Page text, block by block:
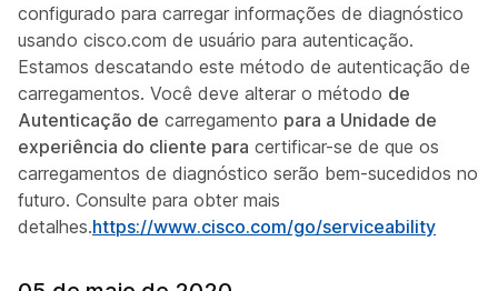
configurado para carregar informações de diagnóstico
usando cisco.com de usuário para autenticação.
Estamos descatando este método de autenticação de
carregamentos. Você deve alterar o método de
Autenticação de carregamento para a Unidade de
experiência do cliente para certificar-se de que os
carregamentos de diagnóstico serão bem-sucedidos no
futuro. Consulte para obter mais
detalhes.https://www.cisco.com/go/serviceability